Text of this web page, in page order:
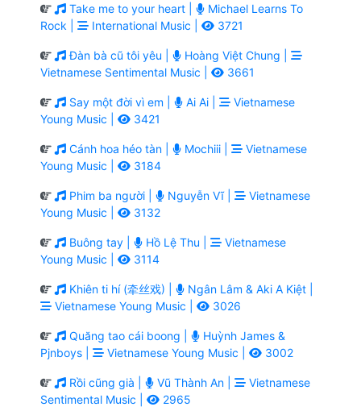
Take me to your heart |
Michael Learns To
Rock |
International Music | 3721
Đàn bà cũ tôi yêu |
Hoàng Việt Chung |
Vietnamese Sentimental Music |
3661
Say một đời vì em | Ai Ai |
Vietnamese
Young Music |
3421
Cánh hoa héo tàn | Mochiii |
Vietnamese
Young Music |
3184
Phim ba người | Nguyễn Vĩ |
Vietnamese
Young Music |
3132
Buông tay | Hồ Lệ Thu |
Vietnamese
Young Music |
3114
Khiên ti hí (牵丝戏) |
Ngân Lâm & Aki A Kiệt |
Vietnamese Young Music |
3026
Quăng tao cái boong |
Huỳnh James &
Pjnboys |
Vietnamese Young Music | 3002
Rồi cũng già | Vũ Thành An |
Vietnamese
Sentimental Music |
2965